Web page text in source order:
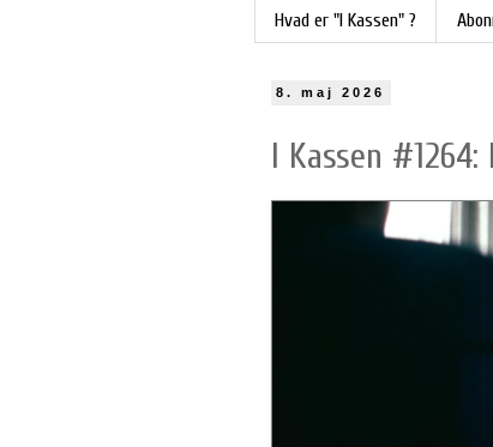
Hvad er "I Kassen" ?
8. maj 2026
I Kassen